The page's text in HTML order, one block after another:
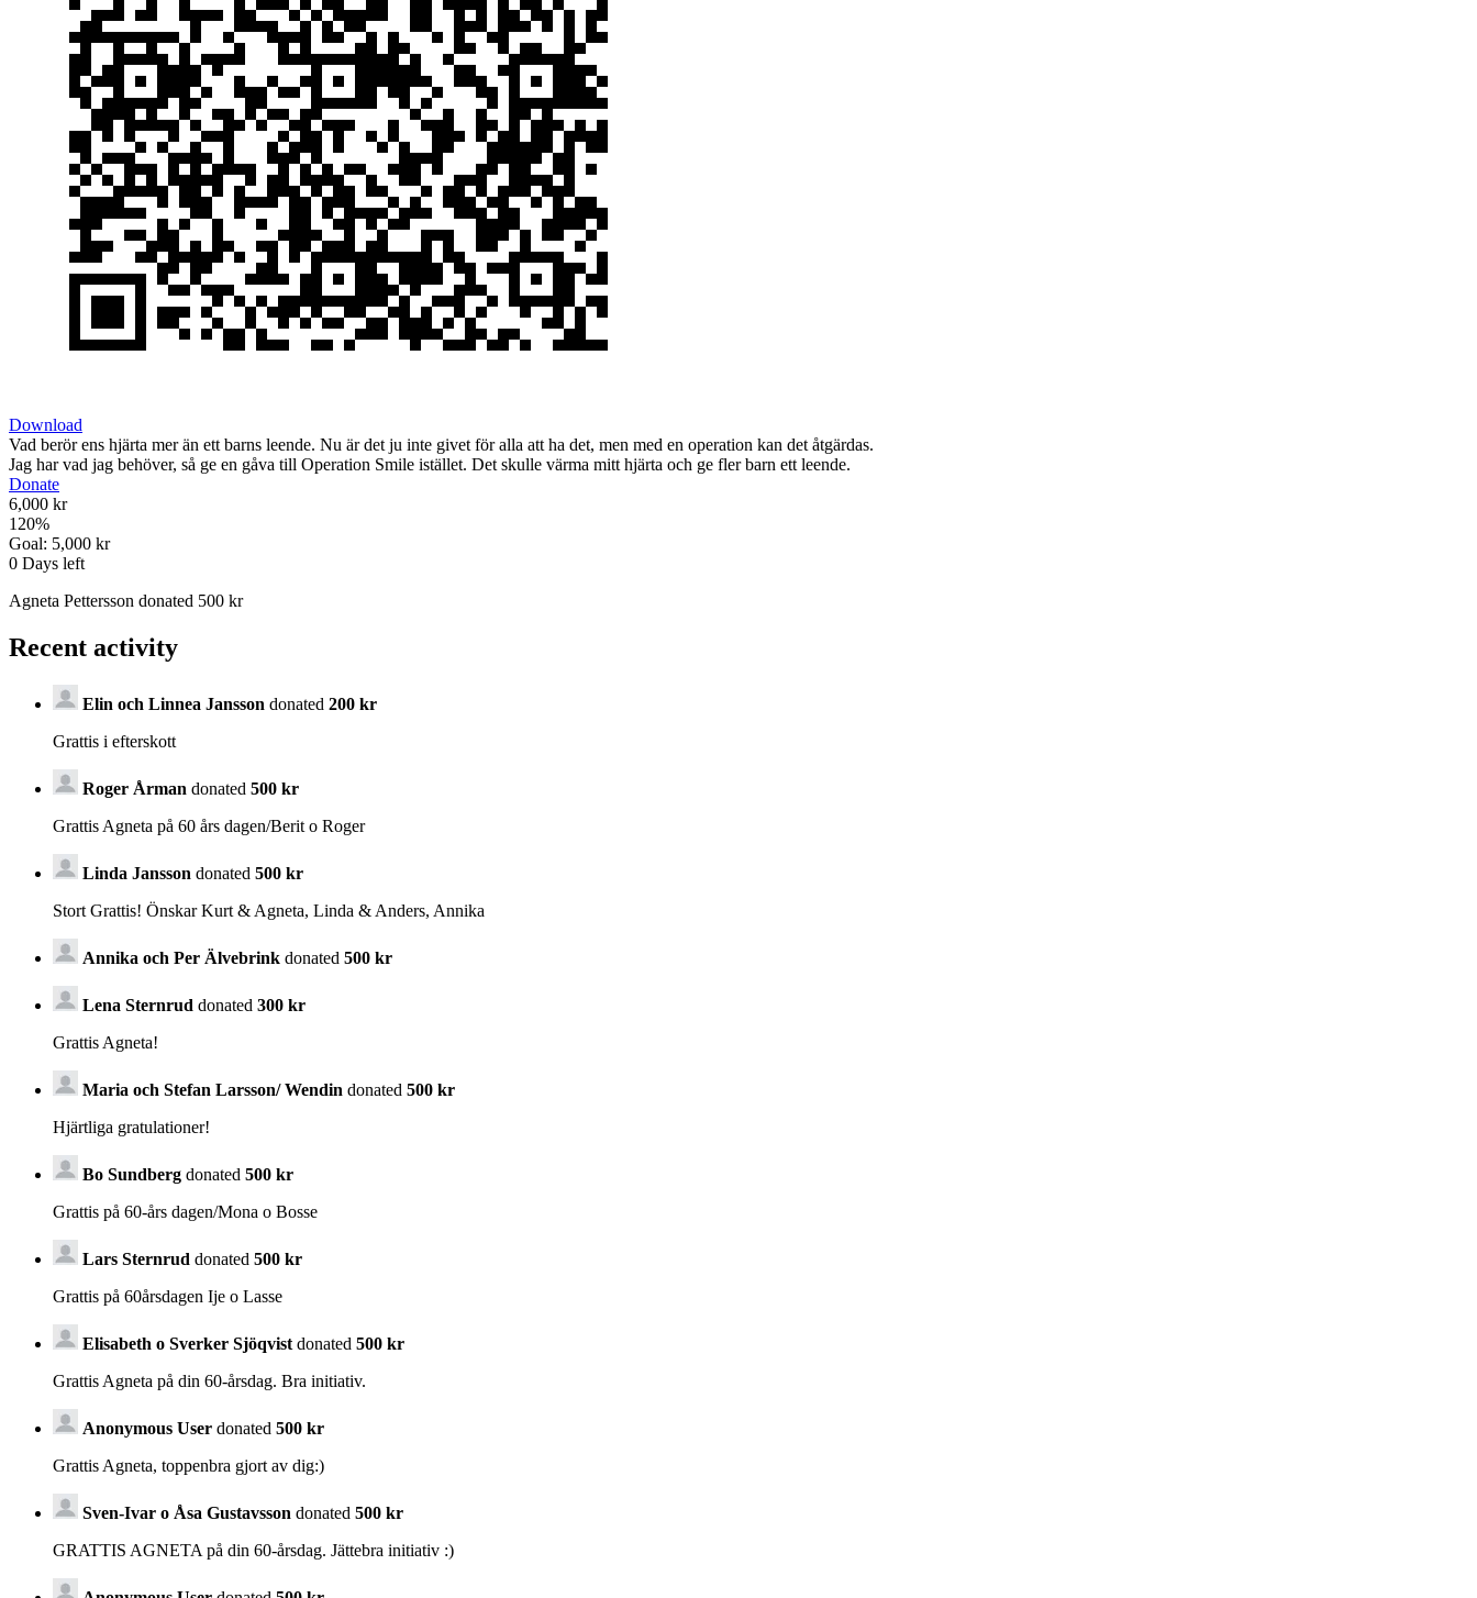
Download
Vad berör ens hjärta mer än ett barns leende. Nu är det ju inte givet för alla att ha det, men med en operation kan det åtgärdas.
Jag har vad jag behöver, så ge en gåva till Operation Smile istället. Det skulle värma mitt hjärta och ge fler barn ett leende.
Donate
6,000 kr
120%
Goal: 5,000 kr
0 Days left
Agneta Pettersson donated 500 kr
Recent activity
Elin och Linnea Jansson donated 200 kr
Grattis i efterskott
Roger Årman donated 500 kr
Grattis Agneta på 60 års dagen/Berit o Roger
Linda Jansson donated 500 kr
Stort Grattis! Önskar Kurt & Agneta, Linda & Anders, Annika
Annika och Per Älvebrink donated 500 kr
Lena Sternrud donated 300 kr
Grattis Agneta!
Maria och Stefan Larsson/ Wendin donated 500 kr
Hjärtliga gratulationer!
Bo Sundberg donated 500 kr
Grattis på 60-års dagen/Mona o Bosse
Lars Sternrud donated 500 kr
Grattis på 60årsdagen Ije o Lasse
Elisabeth o Sverker Sjöqvist donated 500 kr
Grattis Agneta på din 60-årsdag. Bra initiativ.
Anonymous User donated 500 kr
Grattis Agneta, toppenbra gjort av dig:)
Sven-Ivar o Åsa Gustavsson donated 500 kr
GRATTIS AGNETA på din 60-årsdag. Jättebra initiativ :)